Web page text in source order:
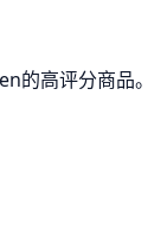
的高评分商品。